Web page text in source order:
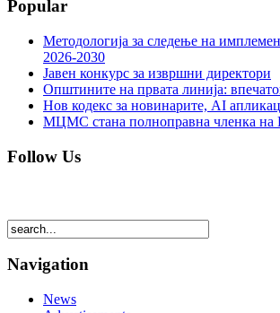
Popular
Методологија за следење на
2026-2030
Јавен конкурс за извршни директори
Општините на првата линија:
Нов кодекс за новинарите, AI
МЦМС стана полноправна членка на
Follow Us
Navigation
News